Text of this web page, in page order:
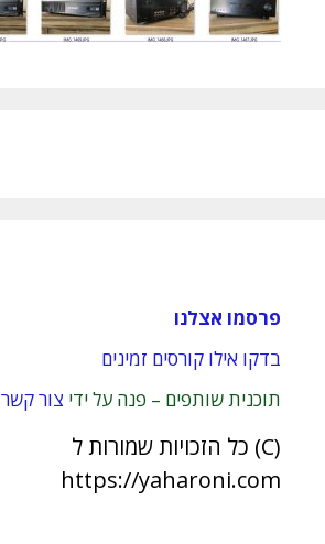
פרסמו אצלנו
בדקו אילו קורסים זמינים
תוכנית שותפים – פנה על ידי צור קשר
(C) כל הזכויות שמורות ל
https://yaharoni.com